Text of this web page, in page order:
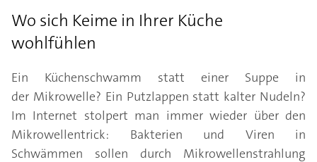
Wo sich Keime in Ihrer Küche
wohlfühlen
Ein Küchenschwamm statt einer Suppe in
der Mikrowelle? Ein Putzlappen statt kalter Nudeln?
Im Internet stolpert man immer wieder über den
Mikrowellentrick: Bakterien und Viren in
Schwämmen sollen durch Mikrowellenstrahlung